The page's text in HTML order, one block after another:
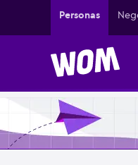
Personas